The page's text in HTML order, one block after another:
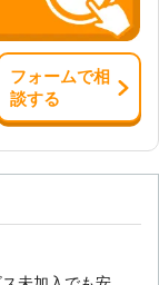
パートやスーパ
車場で発生してし
ず焦ってしまいま
ときは、24時間
いる弊社「カーシ
」へご連絡くださ
トラブルが即時解
も代車をすぐに手
ります。 車の
何かありました
フォームで相
談する